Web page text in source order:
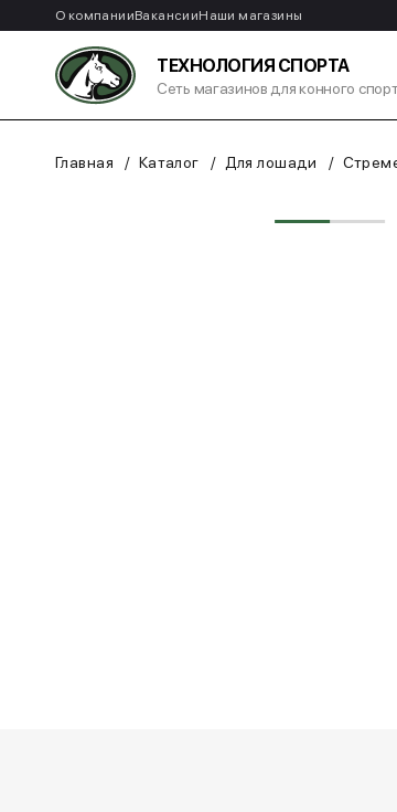
О компанииВакансииНаши магазины
ТЕХНОЛОГИЯ СПОРТА
Сеть магазинов для конного
Главная Каталог Для лошади